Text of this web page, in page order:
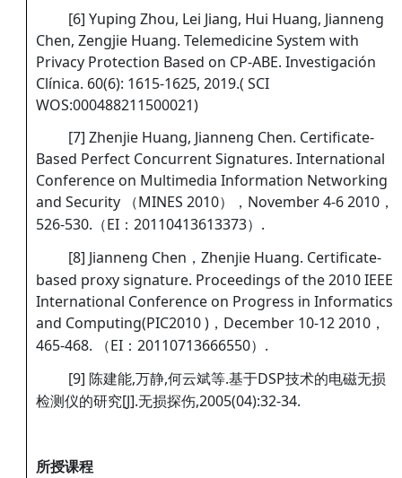
[6] Yuping Zhou, Lei Jiang, Hui Huang, Jianneng
Chen, Zengjie Huang. Telemedicine System with
Privacy Protection Based on CP-ABE. Investigación
Clínica. 60(6): 1615-1625, 2019.( SCI
WOS:000488211500021)
[7] Zhenjie Huang, Jianneng Chen. Certificate-
Based Perfect Concurrent Signatures. International
Conference on Multimedia Information Networking
and Security （MINES 2010），November 4-6 2010，
526-530.（EI：20110413613373）.
[8] Jianneng Chen，Zhenjie Huang. Certificate-
based proxy signature. Proceedings of the 2010 IEEE
International Conference on Progress in Informatics
and Computing(PIC2010 )，December 10-12 2010，
465-468. （EI：20110713666550）.
[9] 陈建能,万静,何云斌等.基于DSP技术的电磁无损
检测仪的研究[J].无损探伤,2005(04):32-34.
所授课程